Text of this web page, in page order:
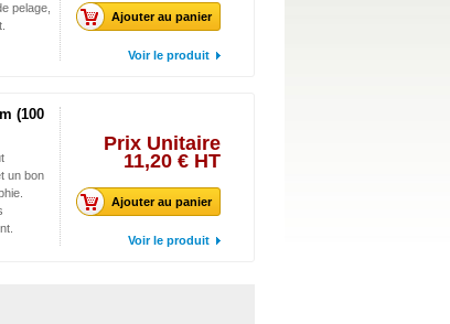
pelage,
Ajouter au panier
Voir le produit
(100
un bon
Prix Unitaire
11,20 € HT
Ajouter au panier
Voir le produit